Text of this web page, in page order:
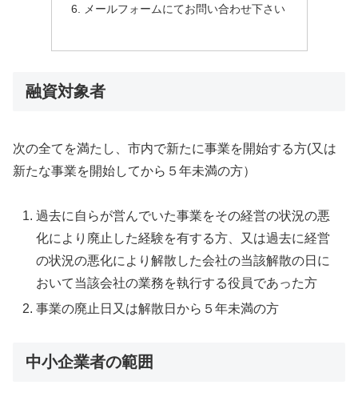
メールフォームにてお問い合わせ下さい
融資対象者
次の全てを満たし、市内で新たに事業を開始する方(又は
新たな事業を開始してから５年未満の方）
過去に自らが営んでいた事業をその経営の状況の悪
化により廃止した経験を有する方、又は過去に経営
の状況の悪化により解散した会社の当該解散の日に
おいて当該会社の業務を執行する役員であった方
事業の廃止日又は解散日から５年未満の方
中小企業者の範囲